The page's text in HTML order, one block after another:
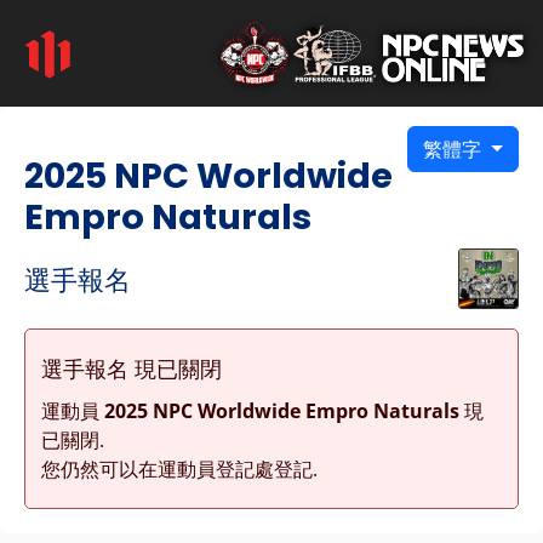
繁體字
2025 NPC Worldwide
Empro Naturals
選手報名
選手報名 現已關閉
運動員 2025 NPC Worldwide Empro Naturals現
已關閉.
您仍然可以在運動員登記處登記.